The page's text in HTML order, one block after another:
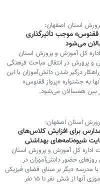
استان اصفهان:
ققنوس» موجب تأثیرگذاری
می‌شود
کل آموزش و پرورش استان
پرورش در انتقال مباحث فرهنگی
درگیر شدن دانش‌آموزان با این
به جشنواره «پرواز ققنوس»
بین همسالان می‌شود.
استان اصفهان:
برای افزایش کلاس‌های
شیوه‌نامه‌های بهداشتی
اداره کل آموزش و پرورش استان
حضور دانش‌آموزان در
مدرسه دیگر بر مبنای فضای فیزیکی
کلاس‌ها و جمعیت دانش‌آموزی آنها از شش نفر تا ۱۵ نفر